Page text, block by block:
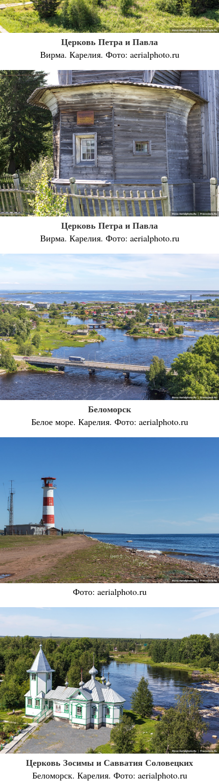
Церковь Петра и Павла
Вирма. Карелия. Фото: aerialphoto.ru
Церковь Петра и Павла
Вирма. Карелия. Фото: aerialphoto.ru
Беломорск
Белое море. Карелия. Фото: aerialphoto.ru
Фото: aerialphoto.ru
Церковь Зосимы и Савватия Соловецких
Беломорск. Карелия. Фото: aerialphoto.ru